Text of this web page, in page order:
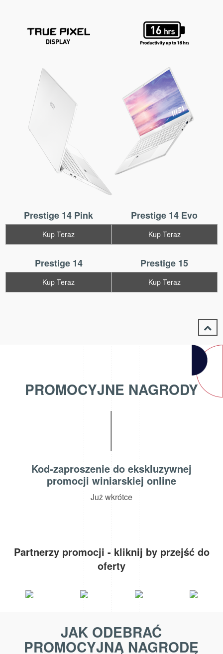
Prestige 14 Pink
Kup Teraz
Prestige 14 Evo
Kup Teraz
Prestige 14
Kup Teraz
Prestige 15
Kup Teraz
PROMOCYJNE NAGRODY
Kod-zaproszenie do ekskluzywnej
promocji winiarskiej online
Już wkrótce
Partnerzy promocji - kliknij by przejść do
oferty
JAK ODEBRAĆ
PROMOCYJNĄ NAGRODĘ